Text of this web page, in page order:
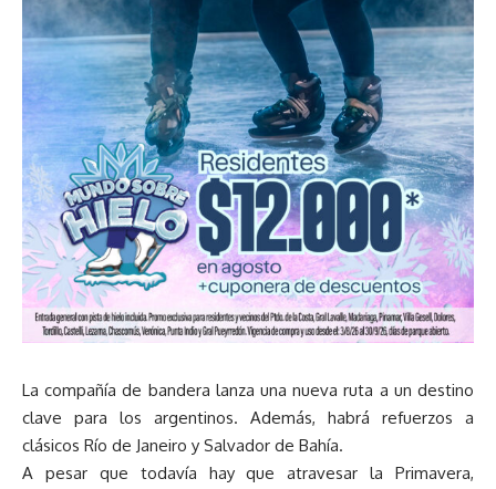
La compañía de bandera lanza una nueva ruta a un destino
clave para los argentinos. Además, habrá refuerzos a
clásicos Río de Janeiro y Salvador de Bahía.
A pesar que todavía hay que atravesar la Primavera,